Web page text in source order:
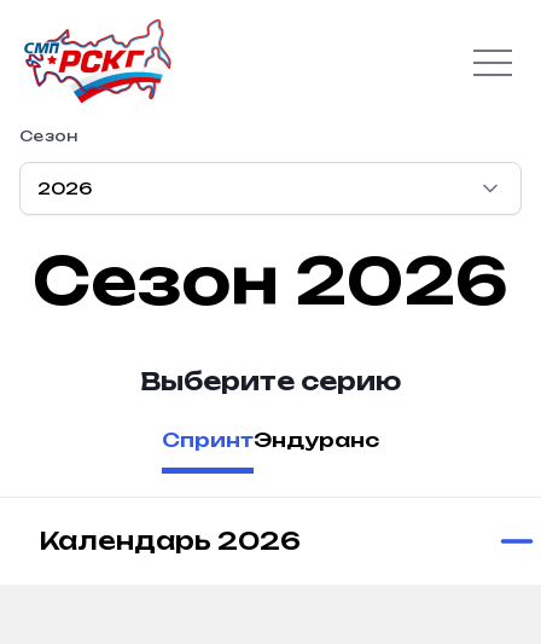
Сезон
Сезон 2026
Выберите серию
СпринтЭндуранс
Календарь 2026